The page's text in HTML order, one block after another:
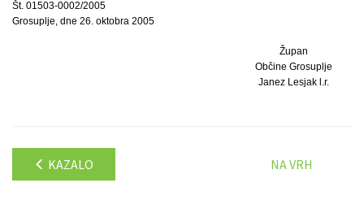
Št. 01503-0002/2005
Grosuplje, dne 26. oktobra 2005
Župan
Občine Grosuplje
Janez Lesjak l.r.
KAZALO NA VRH